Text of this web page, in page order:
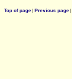
Top of page| Previous page|